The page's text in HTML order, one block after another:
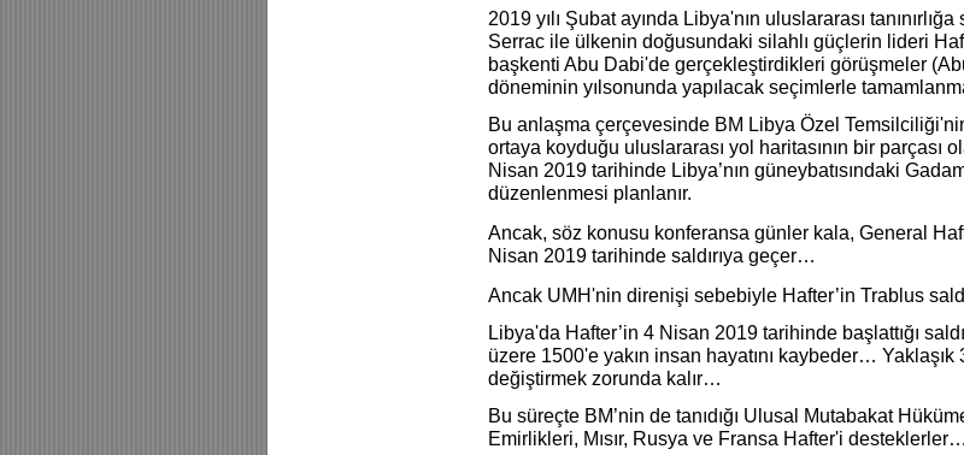
2019 yılı Şubat ayında Libya'nın uluslararası
Serrac ile ülkenin doğusundaki silahlı güçlerin lideri
başkenti Abu Dabi'de gerçekleştirdikleri görüşmeler
döneminin yılsonunda yapılacak seçimlerle
Bu anlaşma çerçevesinde BM Libya Özel
ortaya koyduğu uluslararası yol haritasının bir parçası
Nisan 2019 tarihinde Libya’nın güneybatısındaki
düzenlenmesi planlanır.
Ancak, söz konusu konferansa günler kala, General
Nisan 2019 tarihinde saldırıya geçer…
Ancak UMH'nin direnişi sebebiyle Hafter’in Trablus
Libya'da Hafter’in 4 Nisan 2019 tarihinde başlattığı
üzere 1500'e yakın insan hayatını kaybeder…
değiştirmek zorunda kalır…
Bu süreçte BM’nin de tanıdığı Ulusal Mutabakat
Emirlikleri, Mısır, Rusya ve Fransa Hafter'i